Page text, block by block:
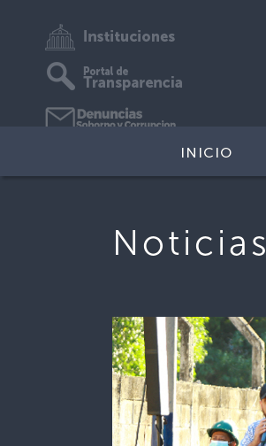
INICIO
Noticias